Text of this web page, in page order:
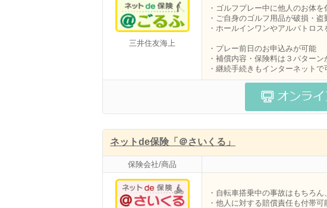
三井住友海上
・ゴルフプレー中に他人のお体
・ご自身のゴルフ用品が破損・
・ホールインワンやアルバトロ
・プレー前日のお申込みが可能
・補償内容・保険料は３パター
・継続手続きもインターネットで
ネットde保険「＠さいくる」
保険会社/商品
・自転車搭乗中の事故はもちろ
・他人に対する賠償責任も付帯